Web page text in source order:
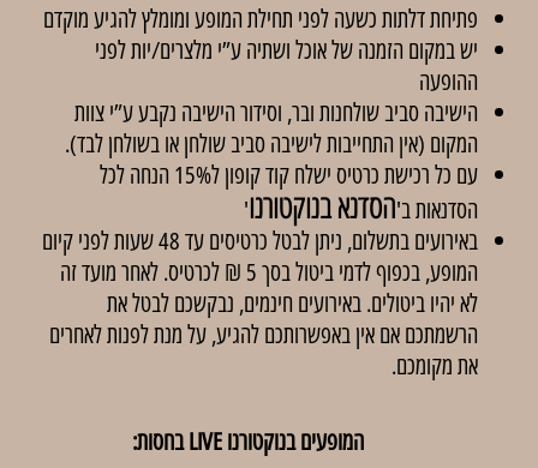
פתיחת דלתות כשעה לפני תחילת המופע ומומלץ להגיע מוקדם
יש במקום הזמנה של אוכל ושתיה ע”י מלצרים/יות לפני
ההופעה
הישיבה סביב שולחנות ובר, וסידור הישיבה נקבע ע”י צוות
המקום (אין התחייבות לישיבה סביב שולחן או בשולחן לבד).
עם כל רכישת כרטיס ישלח קוד קופון ל15% הנחה לכל
הסדנאות ב'הסדנא בנוקטורנו'
באירועים בתשלום, ניתן לבטל כרטיסים עד 48 שעות לפני קיום
המופע, בכפוף לדמי ביטול בסך 5 ₪ לכרטיס. לאחר מועד זה
לא יהיו ביטולים. באירועים חינמים, נבקשכם לבטל את
הרשמתכם אם אין באפשרותכם להגיע, על מנת לפנות לאחרים
את מקומכם.
המופעים בנוקטורנו LIVE בחסות: